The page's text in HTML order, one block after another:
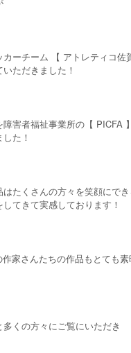
カーチーム 【 アトレティコ佐
ただきました！
障害者福祉事業所の【 PICFA
た！
はたくさんの方々を笑顔にで
てきて実感しております！
作家さんたちの作品もとても
多くの方々にご覧にいただき